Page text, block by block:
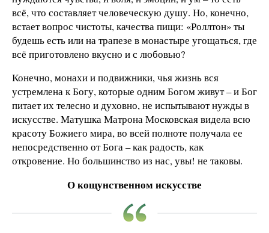
всё, что составляет человеческую душу. Но, конечно,
встает вопрос чистоты, качества пищи: «Роллтон» ты
будешь есть или на трапезе в монастыре угощаться, где
всё приготовлено вкусно и с любовью?
Конечно, монахи и подвижники, чья жизнь вся
устремлена к Богу, которые одним Богом живут – и Бог
питает их телесно и духовно, не испытывают нужды в
искусстве. Матушка Матрона Московская видела всю
красоту Божиего мира, во всей полноте получала ее
непосредственно от Бога – как радость, как
откровение. Но большинство из нас, увы! не таковы.
О кощунственном искусстве